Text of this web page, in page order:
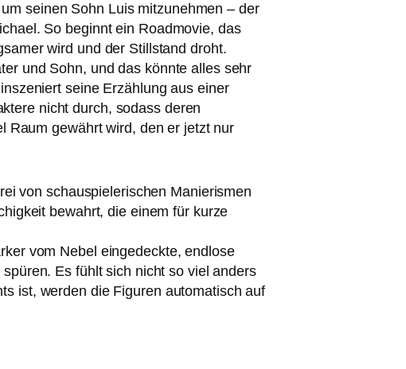
sei­nen Sohn Luis mit­zu­neh­men – der
So beginnt ein Roadmovie, das
wird und der Stillstand droht.
und Sohn, und das könn­te alles sehr
sei­ne Erzählung aus einer
nicht durch, sodass deren
Raum gewährt wird, den er jetzt nur
von schau­spie­le­ri­schen Manierismen
bewahrt, die einem für kur­ze
vom Nebel ein­ge­deck­te, end­lo­se
Es fühlt sich nicht so viel anders
ist, wer­den die Figuren auto­ma­tisch auf